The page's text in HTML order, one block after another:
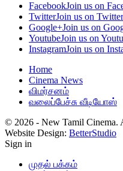
FacebookJoin us on
TwitterJoin us on Twitter
Google+Join us on
YoutubeJoin us on
InstagramJoin us on
Home
Cinema News
விமர்சனம்
வலைப்பேச்சு வீடியோஸ்
© 2026 - New Tamil Cinema.
Website Design: BetterStudio
Sign in
முதல் பக்கம்